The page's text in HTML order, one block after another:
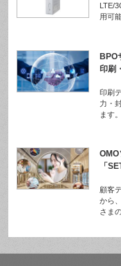
LTE/
用可
BPO
印刷
印刷
力・
ます。
「
顧客
から
さま